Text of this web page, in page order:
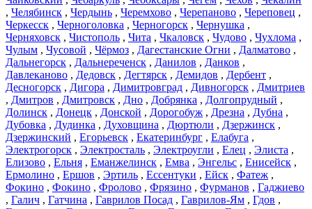
, Челябинск , Чердынь , Черемхово , Черепаново , Череповец ,
Черкесск , Черноголовка , Черногорск , Чернушка ,
Черняховск , Чистополь , Чита , Чкаловск , Чудово , Чухлома ,
Чулым , Чусовой , Чёрмоз , Дагестанские Огни , Далматово ,
Дальнегорск , Дальнереченск , Данилов , Данков ,
Давлеканово , Дедовск , Дегтярск , Демидов , Дербент ,
Десногорск , Дигора , Димитровград , Дивногорск , Дмитриев
, Дмитров , Дмитровск , Дно , Добрянка , Долгопрудный ,
Долинск , Донецк , Донской , Дорогобуж , Дрезна , Дубна ,
Дубовка , Дудинка , Духовщина , Дюртюли , Дзержинск ,
Дзержинский , Егорьевск , Екатеринбург , Елабуга ,
Электрогорск , Электросталь , Электроугли , Елец , Элиста ,
Елизово , Ельня , Еманжелинск , Емва , Энгельс , Енисейск ,
Ермолино , Ершов , Эртиль , Ессентуки , Ейск , Фатеж ,
Фокино , Фокино , Фролово , Фрязино , Фурманов , Гаджиево
, Галич , Гатчина , Гаврилов Посад , Гаврилов-Ям , Гдов ,